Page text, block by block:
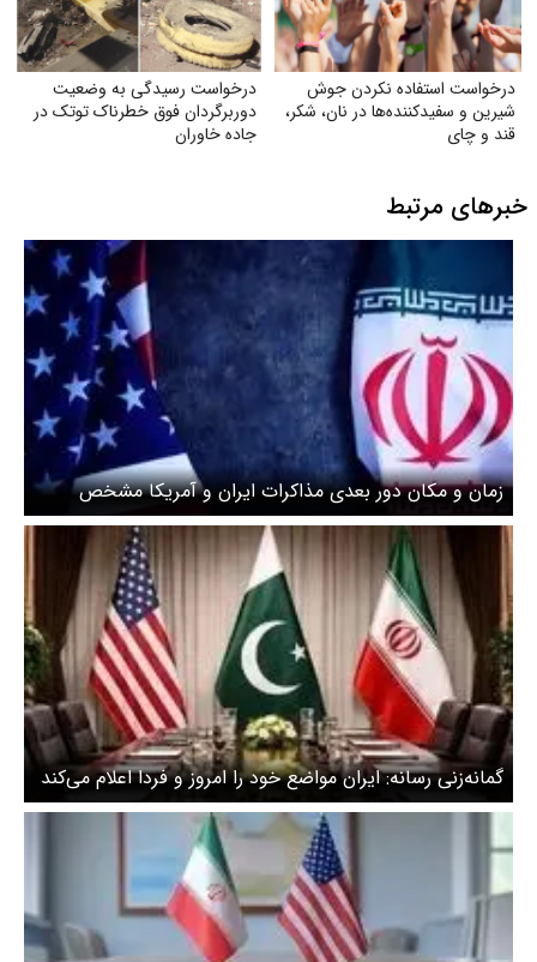
درخواست استفاده نکردن جوش
شیرین و سفیدکننده‌ها در نان، شکر،
قند و چای
درخواست رسیدگی به وضعیت
دوربرگردان فوق‌ خطرناک توتک در
جاده خاوران
خبرهای مرتبط
زمان و مکان دور بعدی مذاکرات ایران و آمریکا مشخص
شد؟/ سی ان ان گزارش داد دوشنبه در اسلام آباد
گمانه‌زنی رسانه: ایران مواضع خود را امروز و فردا اعلام می‌کند